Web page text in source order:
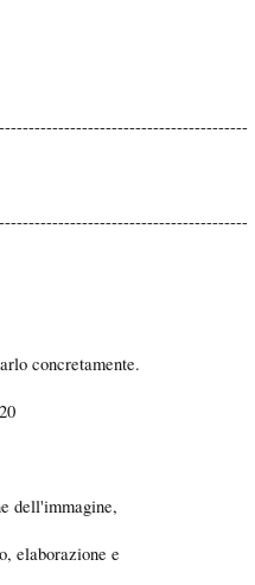
concretamente.
dell'immagine,
elaborazione e